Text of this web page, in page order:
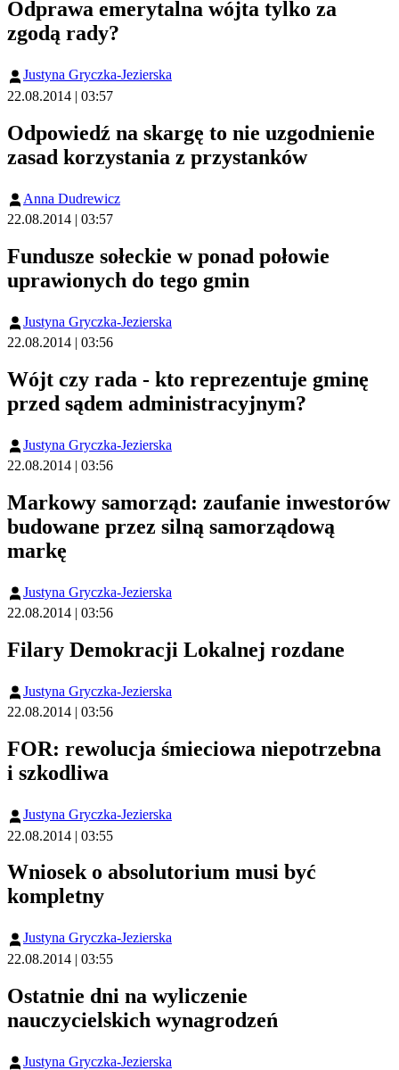
Odprawa emerytalna wójta tylko za
zgodą rady?
Justyna Gryczka-Jezierska
22.08.2014 | 03:57
Odpowiedź na skargę to nie uzgodnienie
zasad korzystania z przystanków
Anna Dudrewicz
22.08.2014 | 03:57
Fundusze sołeckie w ponad połowie
uprawionych do tego gmin
Justyna Gryczka-Jezierska
22.08.2014 | 03:56
Wójt czy rada - kto reprezentuje gminę
przed sądem administracyjnym?
Justyna Gryczka-Jezierska
22.08.2014 | 03:56
Markowy samorząd: zaufanie inwestorów
budowane przez silną samorządową
markę
Justyna Gryczka-Jezierska
22.08.2014 | 03:56
Filary Demokracji Lokalnej rozdane
Justyna Gryczka-Jezierska
22.08.2014 | 03:56
FOR: rewolucja śmieciowa niepotrzebna
i szkodliwa
Justyna Gryczka-Jezierska
22.08.2014 | 03:55
Wniosek o absolutorium musi być
kompletny
Justyna Gryczka-Jezierska
22.08.2014 | 03:55
Ostatnie dni na wyliczenie
nauczycielskich wynagrodzeń
Justyna Gryczka-Jezierska